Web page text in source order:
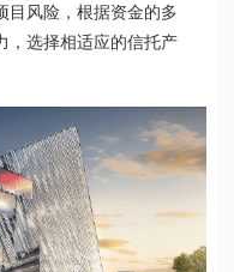
目风险，根据资金的多
，选择相适应的信托产